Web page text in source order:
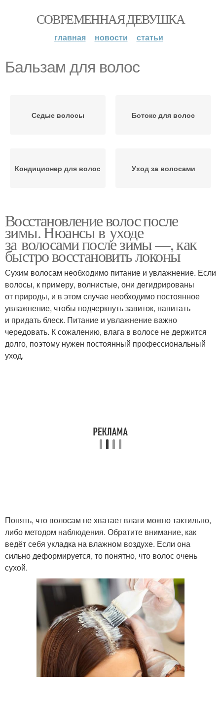
СОВРЕМЕННАЯ ДЕВУШКА
главная новости статьи
Бальзам для волос
Седые волосы Ботокс для волос
Кондиционер для волос Уход за волосами
Восстановление волос после
зимы. Нюансы в уходе
за волосами после зимы —, как
быстро восстановить локоны
Сухим волосам необходимо питание и увлажнение. Если
волосы, к примеру, волнистые, они дегидрированы
от природы, и в этом случае необходимо постоянное
увлажнение, чтобы подчеркнуть завиток, напитать
и придать блеск. Питание и увлажнение важно
чередовать. К сожалению, влага в волосе не держится
долго, поэтому нужен постоянный профессиональный
уход.
Понять, что волосам не хватает влаги можно тактильно,
либо методом наблюдения. Обратите внимание, как
ведёт себя укладка на влажном воздухе. Если она
сильно деформируется, то понятно, что волос очень
сухой.